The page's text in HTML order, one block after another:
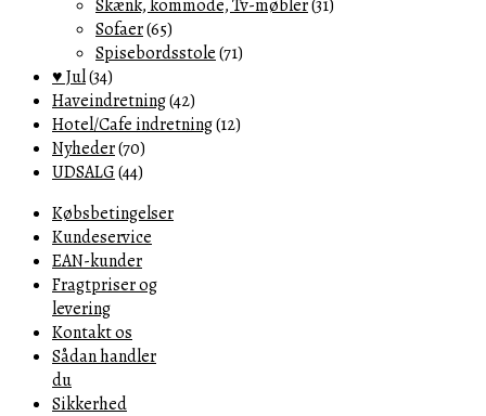
Skænk, kommode, Tv-møbler(31)
Sofaer(65)
Spisebordsstole(71)
♥ Jul(34)
Haveindretning(42)
Hotel/Cafe indretning(12)
Nyheder(70)
UDSALG(44)
Købsbetingelser
Kundeservice
EAN-kunder
Fragtpriser og
levering
Kontakt os
Sådan handler
du
Sikkerhed